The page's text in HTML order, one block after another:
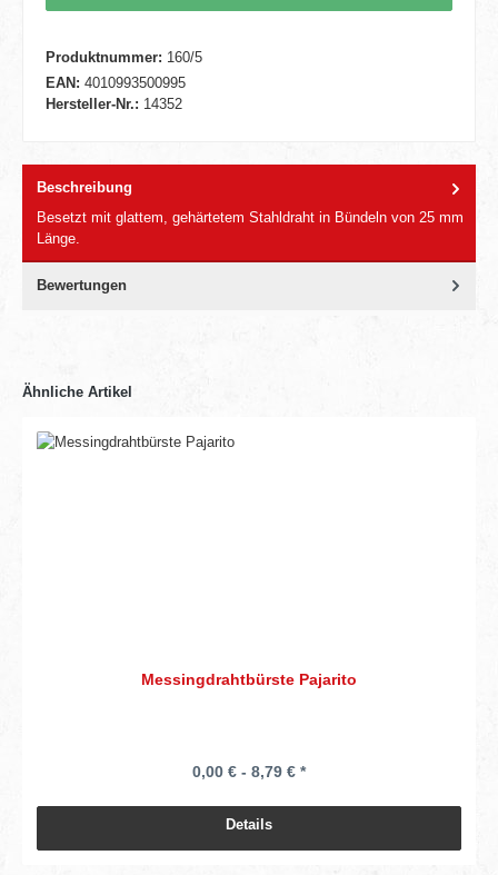
Produktnummer: 160/5
EAN: 4010993500995
Hersteller-Nr.: 14352
Beschreibung
Besetzt mit glattem, gehärtetem Stahldraht in Bündeln von 25 mm
Länge.
Bewertungen
Ähnliche Artikel
Messingdrahtbürste Pajarito
0,00 € - 8,79 € *
Details